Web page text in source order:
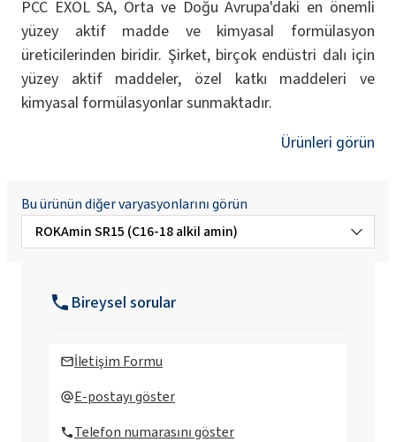
PCC EXOL SA, Orta ve Doğu Avrupa'daki en önemli
yüzey aktif madde ve kimyasal formülasyon
üreticilerinden biridir. Şirket, birçok endüstri dalı için
yüzey aktif maddeler, özel katkı maddeleri ve
kimyasal formülasyonlar sunmaktadır.
Ürünleri görün
Bu ürünün diğer varyasyonlarını görün
ROKAmin SR15 (C16-18 alkil amin)
ROKAmin SR5 ( C16-18 alkil amin)
Bireysel sorular
İletişim Formu
E-postayı göster
Telefon numarasını göster